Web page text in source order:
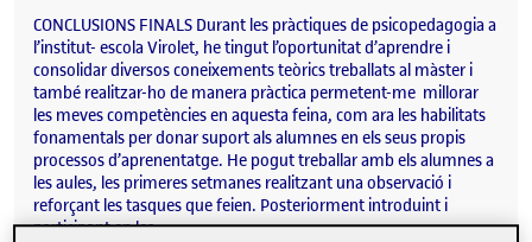
CONCLUSIONS FINALS Durant les pràctiques de psicopedagogia a
l’institut- escola Virolet, he tingut l’oportunitat d’aprendre i
consolidar diversos coneixements teòrics treballats al màster i
també realitzar-ho de manera pràctica permetent-me millorar
les meves competències en aquesta feina, com ara les habilitats
fonamentals per donar suport als alumnes en els seus propis
processos d’aprenentatge. He pogut treballar amb els alumnes a
les aules, les primeres setmanes realitzant una observació i
reforçant les tasques que feien. Posteriorment introduint i
participant en les…